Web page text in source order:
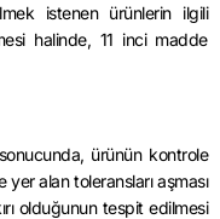
istenen ürünlerin ilgili
halinde, 11 inci madde
ürünün kontrole
alan toleransları aşması
olduğunun tespit edilmesi